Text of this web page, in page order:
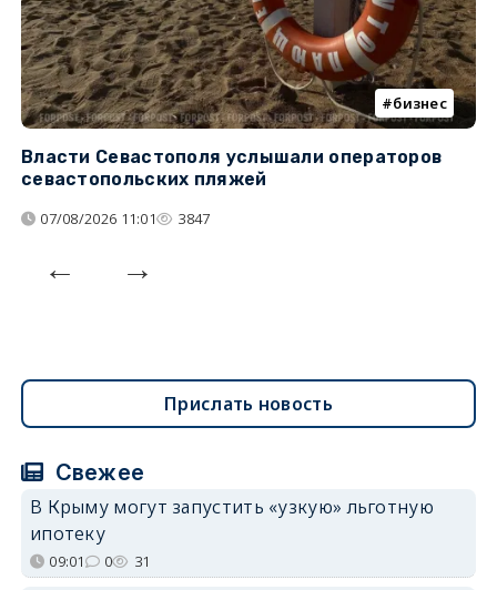
бизнес
Власти Севастополя услышали операторов
севастопольских пляжей
07/08/2026 11:01 3847
Прислать новость
Свежее
В Крыму могут запустить «узкую» льготную
ипотеку
09:01 0 31